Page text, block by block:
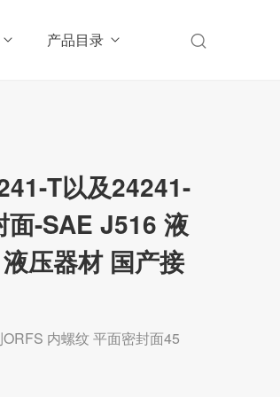
产品目录
T以及24241-
面-SAE J516 液
压器材 国产接
内螺纹 平面密封面45